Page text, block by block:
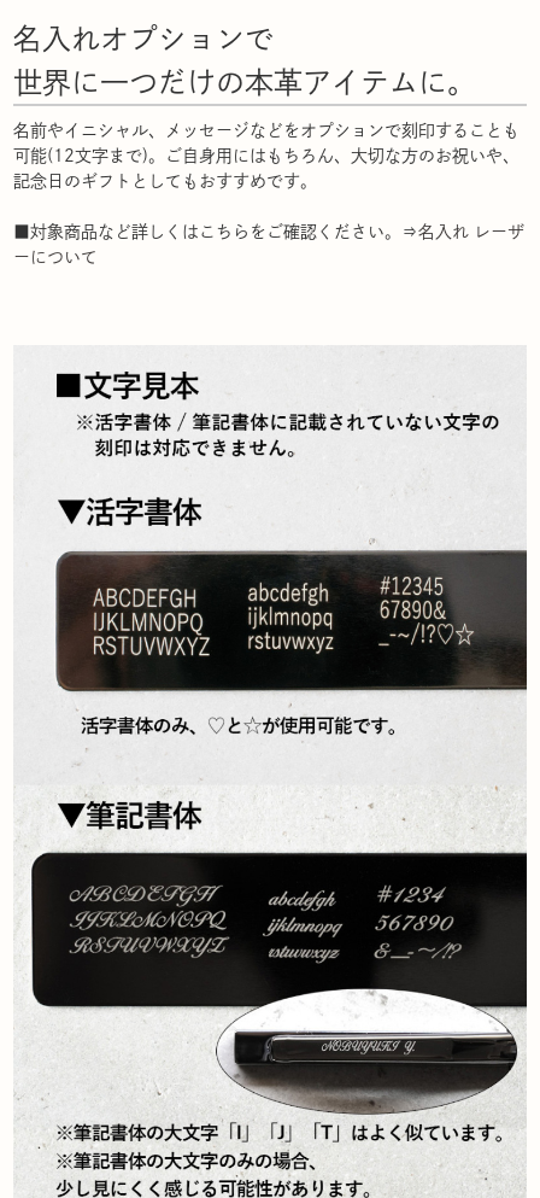
名入れオプションで
世界に一つだけの本革アイテムに。
名前やイニシャル、メッセージなどをオプションで刻印することも
可能(12文字まで)。ご自身用にはもちろん、大切な方のお祝いや、
記念日のギフトとしてもおすすめです。
■対象商品など詳しくはこちらをご確認ください。⇒名入れ レーザ
ーについて